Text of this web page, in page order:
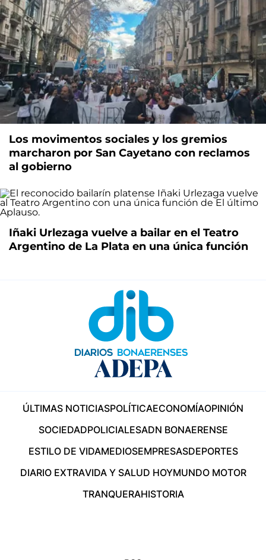
Los movimentos sociales y los gremios
marcharon por San Cayetano con reclamos
al gobierno
Iñaki Urlezaga vuelve a bailar en el Teatro
Argentino de La Plata en una única función
ÚLTIMAS NOTICIASPOLÍTICAECONOMÍAOPINIÓN
SOCIEDADPOLICIALESADN BONAERENSE
ESTILO DE VIDAMEDIOSEMPRESASDEPORTES
DIARIO EXTRAVIDA Y SALUD HOYMUNDO MOTOR
TRANQUERAHISTORIA